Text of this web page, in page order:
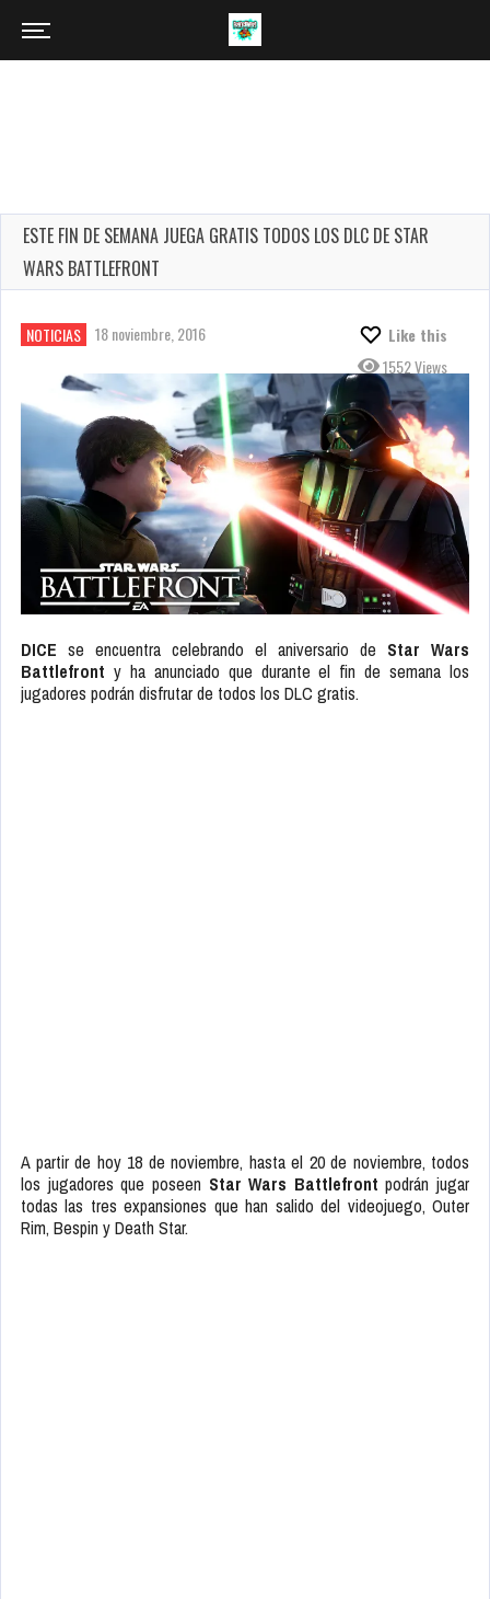
ESTE FIN DE SEMANA JUEGA GRATIS TODOS LOS DLC DE STAR
WARS BATTLEFRONT
NOTICIAS 18 noviembre, 2016
Like this
1552 Views
DICE se encuentra celebrando el aniversario de Star Wars
Battlefront y ha anunciado que durante el fin de semana los
jugadores podrán disfrutar de todos los DLC gratis.
A partir de hoy 18 de noviembre, hasta el 20 de noviembre, todos
los jugadores que poseen Star Wars Battlefront podrán jugar
todas las tres expansiones que han salido del videojuego, Outer
Rim, Bespin y Death Star.